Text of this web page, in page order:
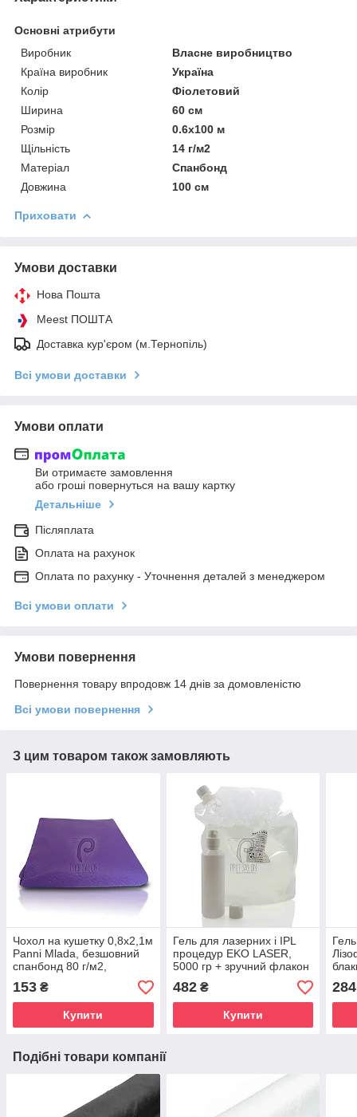
Основні атрибути
Виробник
Власне виробництво
Країна виробник
Україна
Колір
Фіолетовий
Ширина
60 см
Розмір
0.6х100 м
Щільність
14 г/м2
Матеріал
Спанбонд
Довжина
100 см
Приховати
Умови доставки
Нова Пошта
Meest ПОШТА
Доставка кур'єром (м.Тернопіль)
Всі умови доставки
Умови оплати
Ви отримаєте замовлення
або гроші повернуться на вашу картку
Детальніше
Післяплата
Оплата на рахунок
Оплата по рахунку - Уточнення деталей з менеджером
Всі умови оплати
Умови повернення
Повернення товару впродовж 14 днів за домовленістю
Всі умови повернення
З цим товаром також замовляють
Чохол на кушетку 0,8х2,1м
Panni Mlada, безшовний
спанбонд 80 г/м2,
універсальний з гумкою, 1
шт, фіолетовий
153 ₴
Купити
Гель для лазерних і IPL
процедур EKO LASER,
5000 гр + зручний флакон
482₴
Купити
284
Подібні товари компанії